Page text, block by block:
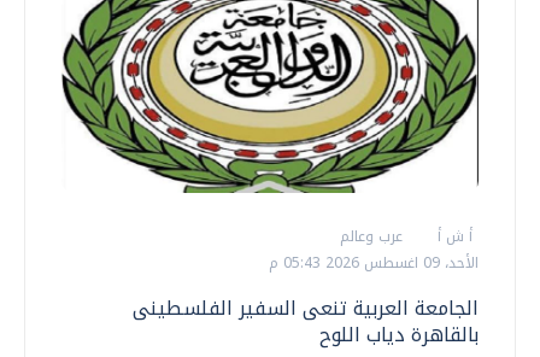
أ ش أ
عرب وعالم
الأحد، 09 اغسطس 2026 05:43 م
الجامعة العربية تنعى السفير الفلسطينى
بالقاهرة دياب اللوح